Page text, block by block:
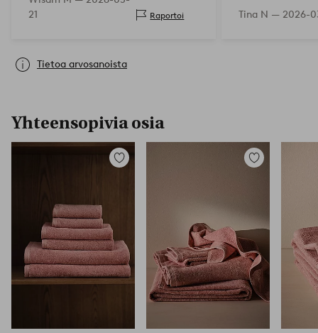
voidaan pystyttää, ei tämä on
sellainen johon haluaa kietoutua
21
Raportoi Tina N — 2026-
Tietoa arvosanoista
Yhteensopivia osia
Lisää
Lisää